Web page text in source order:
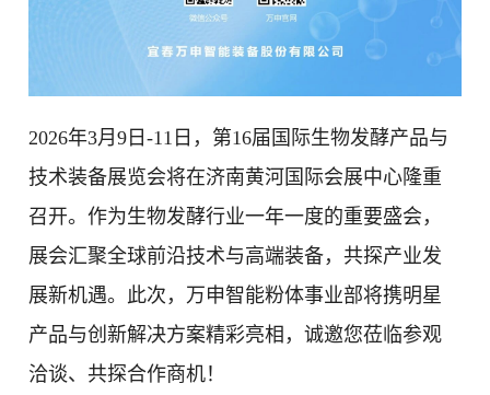
2026年3月9日-11日，第16届国际生物发酵产品与
技术装备展览会将在济南黄河国际会展中心隆重
召开。作为生物发酵行业一年一度的重要盛会，
展会汇聚全球前沿技术与高端装备，共探产业发
展新机遇。此次，万申智能粉体事业部将携明星
产品与创新解决方案精彩亮相，诚邀您莅临参观
洽谈、共探合作商机！